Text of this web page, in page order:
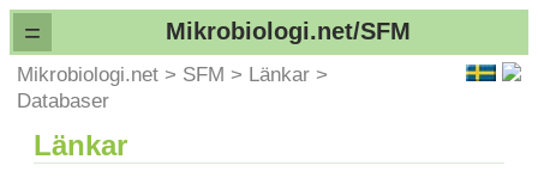
= Mikrobiologi.net/SFM
Mikrobiologi.net > SFM > Länkar >
Databaser
Länkar